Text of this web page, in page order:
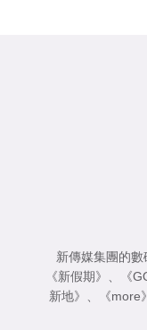
新傳媒集團的
《新假期》
《
新地》
《more》